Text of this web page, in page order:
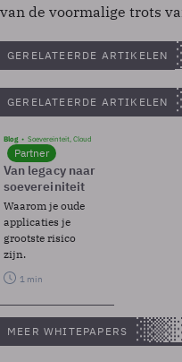
van de voormalige trots
GERELATEERDE ARTIKELEN
GERELATEERDE ARTIKELEN
Blog Soevereinteit, Cloud
Partner
Van legacy naar
soevereiniteit
Waarom je oude
applicaties je
grootste risico
zijn.
1 min
MEER WHITEPAPERS